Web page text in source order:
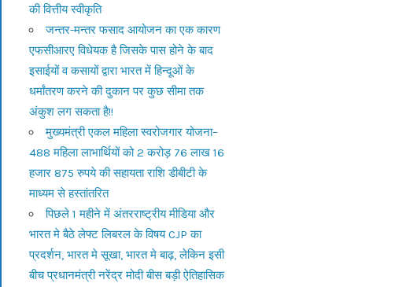
की वित्तीय स्वीकृति
जन्तर-मन्तर फसाद आयोजन का एक कारण
एफसीआरए विधेयक है जिसके पास होने के बाद
इसाईयों व कसायों द्वारा भारत में हिन्दूओं के
धर्मांतरण करने की दुकान पर कुछ सीमा तक
अंकुश लग सकता है!!
मुख्यमंत्री एकल महिला स्वरोजगार योजना–
488 महिला लाभार्थियों को 2 करोड़ 76 लाख 16
हजार 875 रुपये की सहायता राशि डीबीटी के
माध्यम से हस्तांतरित
पिछले 1 महीने में अंतरराष्ट्रीय मीडिया और
भारत मे बैठे लेफ्ट लिबरल के विषय CJP का
प्रदर्शन, भारत मे सूखा, भारत मे बाढ़, लेकिन इसी
बीच प्रधानमंत्री नरेंद्र मोदी बीस बड़ी ऐतिहासिक